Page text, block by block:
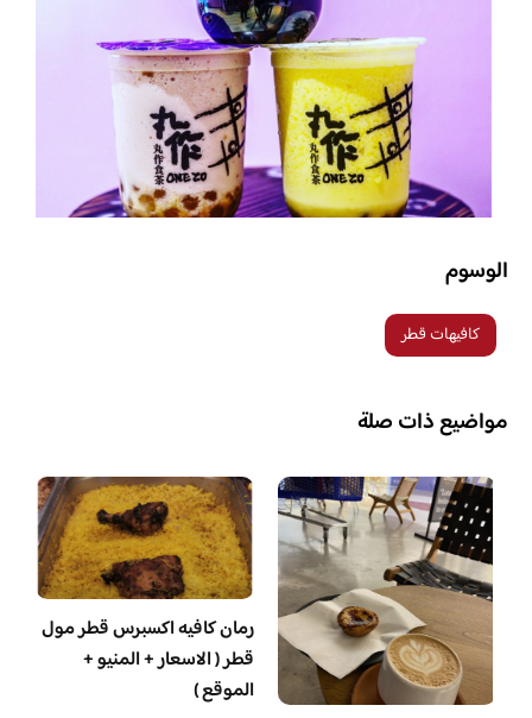
الوسوم
كافيهات قطر
مواضيع ذات صلة
رمان كافيه اكسبرس قطر مول
قطر ( الاسعار + المنيو +
الموقع )